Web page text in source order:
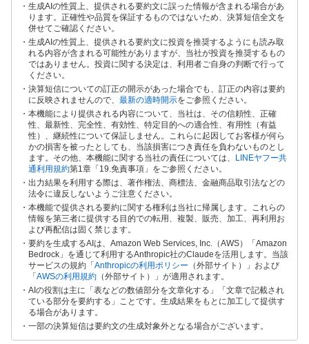
生成AIの性質上、提供される要約文に誤った情報が含まれる場合があ
ります。正確性や品質を保証するものではないため、決算短信全文を
併せてご確認ください。
生成AIの性質上、提供される要約文に投資を推奨するようにも読み取
れる内容が含まれる可能性がありますが、当社が投資を推奨するもの
ではありません。投資に関する決定は、利用者ご自身の判断で行って
ください。
決算短信についての訂正の開示があった場合でも、訂正の内容は要約
に反映されませんので、 最新の適時開示をご参照ください。
本機能により提供される内容について、当社は、その信頼性、正確
性、最新性、完全性、有効性、特定目的への適合性、有用性（有益
性）、継続性について保証しません。これらに起因してお客様が何ら
かの損害を被ったとしても、当該損害につき責任を負わないものとし
ます。その他、本機能に関する当社の責任については、 LINEヤフー共
通利用規約第1章「19.免責事項」をご参照ください。
出力結果を利用する際は、著作権法、商標法、金融商品取引法などの
法令に違反しないようご注意ください。
本機能で提供される要約に関する権利は当社に帰属します。これらの
情報を第三者に提供する目的での転用、複製、販売、加工、再利用お
よび再配信は固く禁じます。
要約を生成するAIは、Amazon Web Services, Inc.（AWS）「Amazon
Bedrock」を通じて利用するAnthropic社のClaudeを活用します。当該
サービスの規約「Anthropicの利用ポリシー （外部サイト）」および
「AWSの利用規約 （外部サイト）」が適用されます。
AIの役割は主に「表などの数値部分を文章化する」「文章で記載され
ている部分を要約する」ことです。生成結果をもとに加工して提供す
る場合があります。
一部の決算短信は要約文の生成対象外となる場合がございます。